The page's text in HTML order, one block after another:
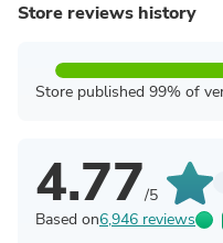
Store reviews history
Store published 99% of
4.77/5
Based on6,946 reviews